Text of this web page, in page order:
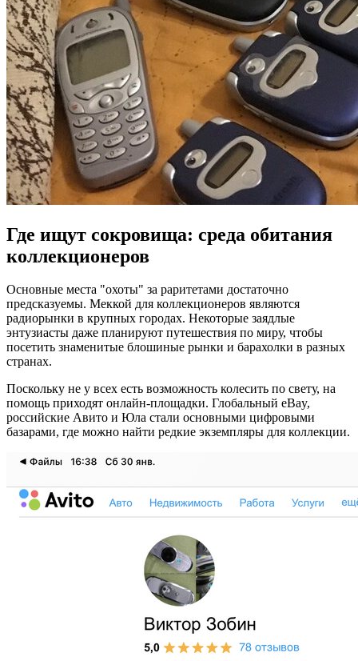
Где ищут сокровища: среда обитания
коллекционеров
Основные места "охоты" за раритетами достаточно
предсказуемы. Меккой для коллекционеров являются
радиорынки в крупных городах. Некоторые заядлые
энтузиасты даже планируют путешествия по миру, чтобы
посетить знаменитые блошиные рынки и барахолки в разных
странах.
Поскольку не у всех есть возможность колесить по свету, на
помощь приходят онлайн-площадки. Глобальный eBay,
российские Авито и Юла стали основными цифровыми
базарами, где можно найти редкие экземпляры для коллекции.